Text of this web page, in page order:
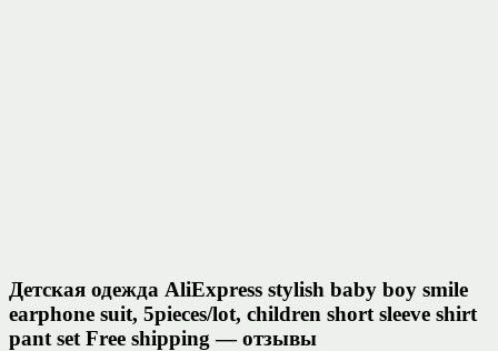
Детская одежда AliExpress stylish baby boy smile
earphone suit, 5pieces/lot, children short sleeve shirt
pant set Free shipping — отзывы